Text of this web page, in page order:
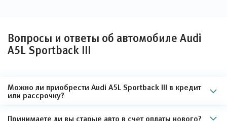
Вопросы и ответы об автомобиле Audi
A5L Sportback III
Можно ли приобрести Audi A5L Sportback III в кредит
или рассрочку?
Принимаете ли вы старые авто в счет оплаты нового?